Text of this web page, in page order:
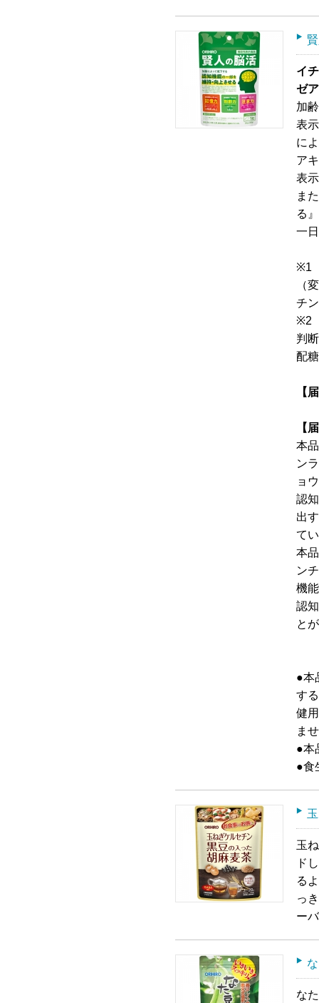
イ
ゼ
加
表
に
ア
表
ま
る
一
※1
（
チン
※2
判
配
【
【
本
ン
ョ
認
出
て
本
ン
機
認
と
●本
す
健
ま
●本
●食
玉
ド
る
っ
ー
な